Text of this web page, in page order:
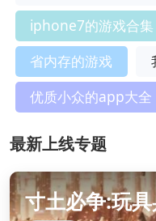
iphone7的游戏合集
省内存的游戏
优质小众的app大全
最新上线专题
寸土必争:玩